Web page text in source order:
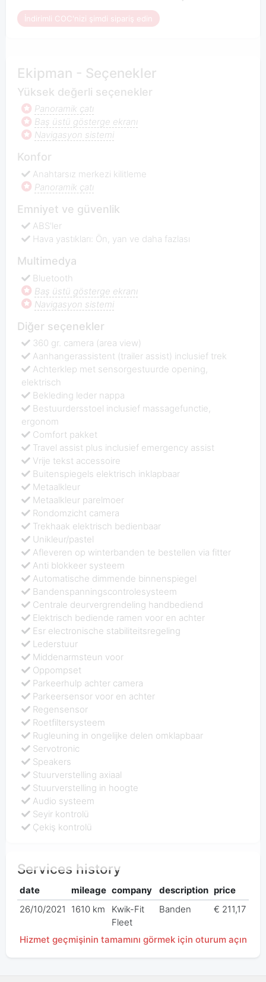
İndirimli COC'nizi şimdi sipariş edin
Ekipman - Seçenekler
Yüksek değerli seçenekler
Panoramik çatı
Baş üstü gösterge ekranı
Navigasyon sistemi
Konfor
Anahtarsız merkezi kilitleme
Panoramik çatı
Emniyet ve güvenlik
ABS'ler
Hava yastıkları: Ön, yan ve daha fazlası
Multimedya
Bluetooth
Baş üstü gösterge ekranı
Navigasyon sistemi
Diğer seçenekler
360 gr. camera (area view)
Aanhangerassistent (trailer assist) inclusief trek
Achterklep met sensorgestuurde opening,
elektrisch
Bekleding leder nappa
Bestuurdersstoel inclusief massagefunctie,
ergonom
Comfort pakket
Travel assist plus inclusief emergency assist
Vrije tekst accessoire
Buitenspiegels elektrisch inklapbaar
Metaalkleur
Metaalkleur parelmoer
Rondomzicht camera
Trekhaak elektrisch bedienbaar
Unikleur/pastel
Afleveren op winterbanden te bestellen via fitter
Anti blokkeer systeem
Automatische dimmende binnenspiegel
Bandenspanningscontrolesysteem
Centrale deurvergrendeling handbediend
Elektrisch bediende ramen voor en achter
Esr electronische stabiliteitsregeling
Lederstuur
Middenarmsteun voor
Oppompset
Parkeerhulp achter camera
Parkeersensor voor en achter
Regensensor
Roetfiltersysteem
Rugleuning in ongelijke delen omklapbaar
Servotronic
Speakers
Stuurverstelling axiaal
Stuurverstelling in hoogte
Audio systeem
Seyir kontrolü
Çekiş kontrolü
Services history
date mileage company description price
26/10/2021
1610 km
Kwik-Fit
Fleet
Banden € 211,17
Hizmet geçmişinin tamamını görmek için oturum açın